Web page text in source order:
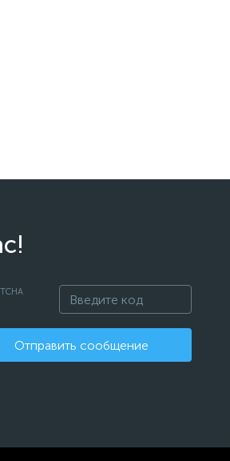
Отправить сообщение